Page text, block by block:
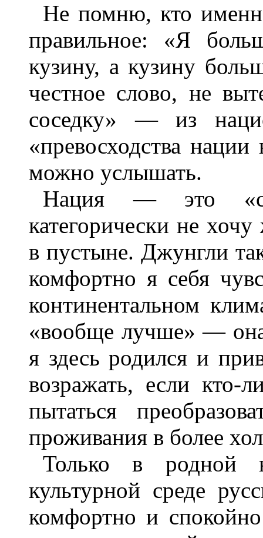
Не помню, кто
правильное: «Я
кузину, а кузину
честное слово, не
соседку» — из
«превосходства
можно услышать.
Нация — это
категорически не
в пустыне. Джунгли
комфортно я себя
континентальном
«вообще лучше» —
я здесь родился и
возражать, если кто-
пытаться
проживания в более
Только в родной
культурной среде
комфортно и